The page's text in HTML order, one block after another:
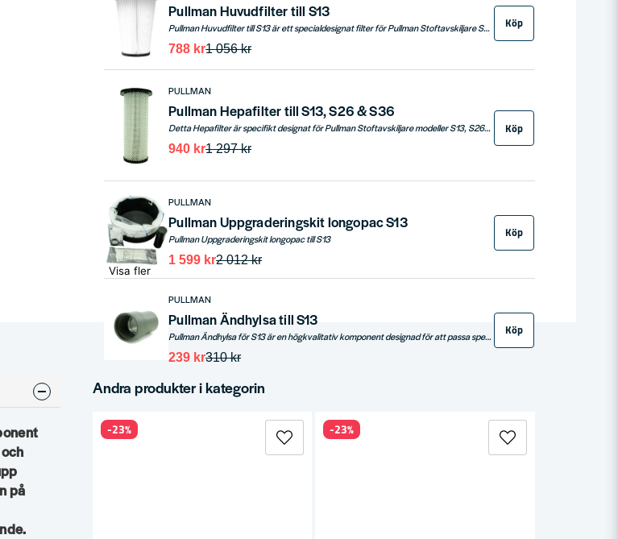
Pullman Huvudfilter till S13
Pullman Huvudfilter till S13 är ett specialdesignat filter för Pullman Stoftavskiljare S13. Det säkerställer optimal prestanda och renhet på arbetsplatsen genom att effektivt fånga damm och smuts. Enkel installation och byte gör det till ett praktiskt och kostnadseffektivt underhållstillbehör.
1 056 kr
788 kr
Köp
PULLMAN
Pullman Hepafilter till S13, S26 & S36
Detta Hepafilter är specifikt designat för Pullman Stoftavskiljare modeller S13, S26 och S36. Med sin höga filtreringskapacitet fångar det upp även de minsta partiklarna och säkerställer en ren och säker arbetsmiljö. Genom att förhindra damm och skräp från att tränga in i maskinen bidrar filtret till att hålla din stoftavskiljare i optimalt skick. Enkelt att installera och byta ut, erbjuder detta Hepafilter en kostnadseffektiv lösning för att förlänga maskinens livslängd och upprätthålla dess prestanda på toppnivå.
1 297 kr
940 kr
Köp
PULLMAN
Pullman Uppgraderingskit longopac S13
Pullman Uppgraderingskit longopac till S13
2 012 kr
1 599 kr
Köp
PULLMAN
Pullman Ändhylsa till S13
Pullman Ändhylsa för S13 är en högkvalitativ komponent designad för att passa specifikt med Pullman S13-modellen. Denna ändhylsa säkerställer en säker och effektiv anslutning, vilket garanterar optimal prestanda för ditt verktyg. Tillverkad med hållbara material som motstår slitage och ger långvarig användning.
310 kr
239 kr
Köp
Visa fler
på
Andra produkter i kategorin
-23% -23%